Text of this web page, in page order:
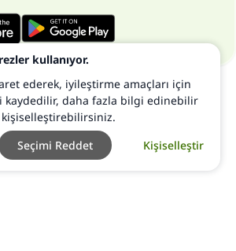
kullanıyor.
ederek, iyileştirme amaçları için
kaydedilir, daha fazla bilgi edinebilir
Kişiselleştir
Seçimi Reddet